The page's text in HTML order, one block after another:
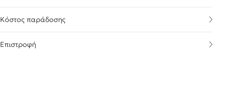
Κόστος παράδοσης
Επιστροφή